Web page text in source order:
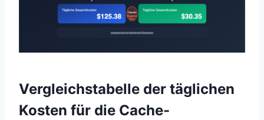
Vergleichstabelle der täglichen
Kosten für die Cache-